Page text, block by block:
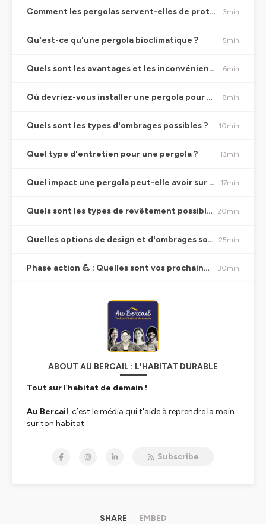
Comment les pergolas servent-elles de protection solaire ? 3min
Qu'est-ce qu'une pergola bioclimatique ? 5min
Quels sont les avantages et les inconvénients d'installer une pergola chez soi ? 6min
Où devriez-vous installer une pergola pour maximiser son efficacité ? 8min
Quels sont les types d'ombrages possibles ? 10min
Quel type d'entretien pour une pergola ? 13min
Quel impact une pergola peut-elle avoir sur votre consommation énergétique ? 17min
Quels sont les types de revêtement possibles ? 20min
Quelles options de design et d'ombrages sont disponibles ? 25min
Phase action 💪 : Quelles sont vos prochaines étapes pour choisir et installer une pergola ? 30min
ABOUT AU BERCAIL : L'HABITAT DURABLE
Tout sur l’habitat de demain !
Au Bercail, c’est le média qui t'aide à reprendre la main
sur ton habitat.
Juliette Fanny et Frédérique, on forme la
Subscribe
SHARE EMBED